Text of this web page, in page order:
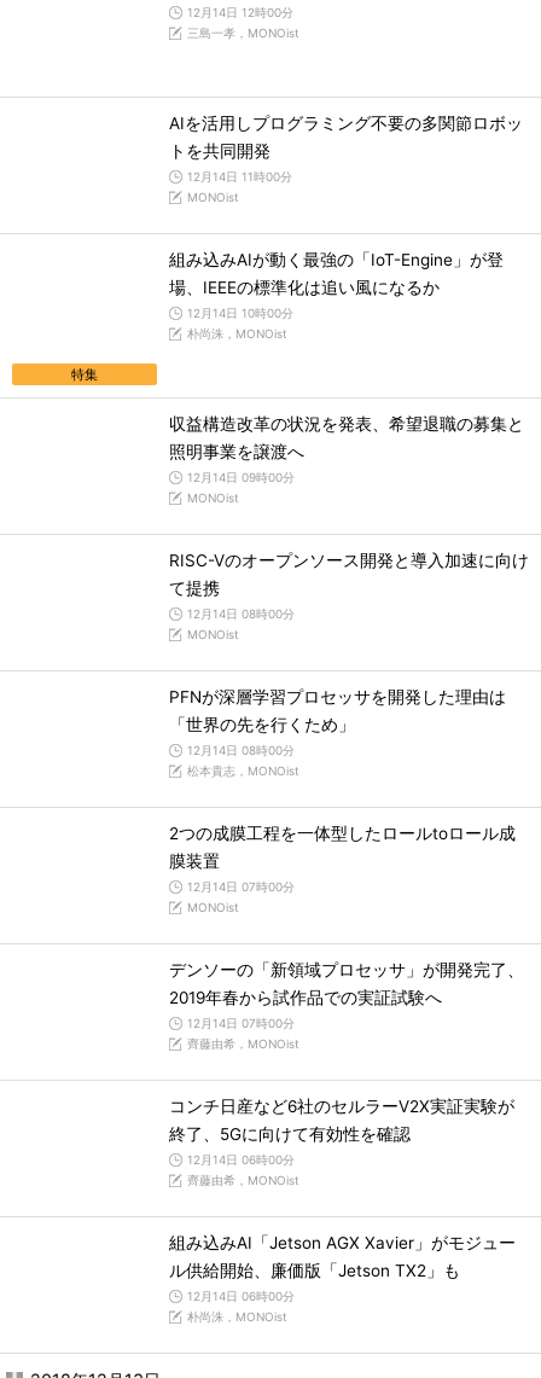
12月14日 12時00分
三島一孝，MONOist
AIを活用しプログラミング不要の多関節ロボッ
トを共同開発
12月14日 11時00分
MONOist
特集
組み込みAIが動く最強の「IoT-Engine」が登
場、IEEEの標準化は追い風になるか
12月14日 10時00分
朴尚洙，MONOist
収益構造改革の状況を発表、希望退職の募集と
照明事業を譲渡へ
12月14日 09時00分
MONOist
RISC-Vのオープンソース開発と導入加速に向け
て提携
12月14日 08時00分
MONOist
PFNが深層学習プロセッサを開発した理由は
「世界の先を行くため」
12月14日 08時00分
松本貴志，MONOist
2つの成膜工程を一体型したロールtoロール成
膜装置
12月14日 07時00分
MONOist
デンソーの「新領域プロセッサ」が開発完了、
2019年春から試作品での実証試験へ
12月14日 07時00分
齊藤由希，MONOist
コンチ日産など6社のセルラーV2X実証実験が
終了、5Gに向けて有効性を確認
12月14日 06時00分
齊藤由希，MONOist
組み込みAI「Jetson AGX Xavier」がモジュー
ル供給開始、廉価版「Jetson TX2」も
12月14日 06時00分
朴尚洙，MONOist